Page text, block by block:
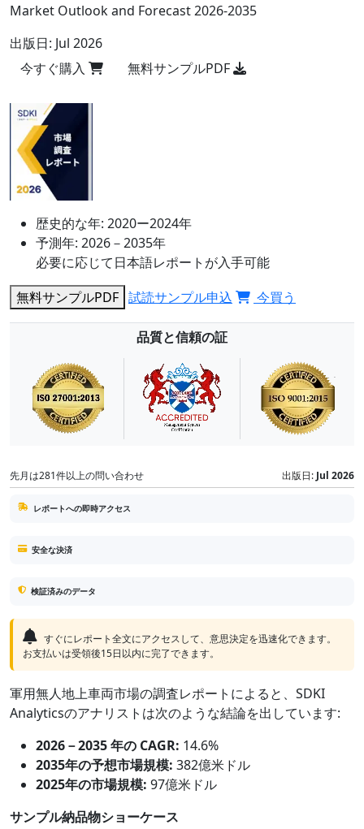
Market Outlook and Forecast 2026-2035
出版日: Jul 2026
今すぐ購入
無料サンプルPDF
歴史的な年: 2020ー2024年
予測年: 2026－2035年
必要に応じて日本語レポートが入手可能
無料サンプルPDF 試読サンプル申込 今買う
品質と信頼の証
先月は281件以上の問い合わせ 出版日: Jul 2026
レポートへの即時アクセス
安全な決済
検証済みのデータ
すぐにレポート全文にアクセスして、意思決定を迅速化できます。
お支払いは受領後15日以内に完了できます。
軍用無人地上車両市場の調査レポートによると、SDKI
Analyticsのアナリストは次のような結論を出しています:
2026－2035 年の CAGR: 14.6%
2035年の予想市場規模: 382億米ドル
2025年の市場規模: 97億米ドル
サンプル納品物ショーケース